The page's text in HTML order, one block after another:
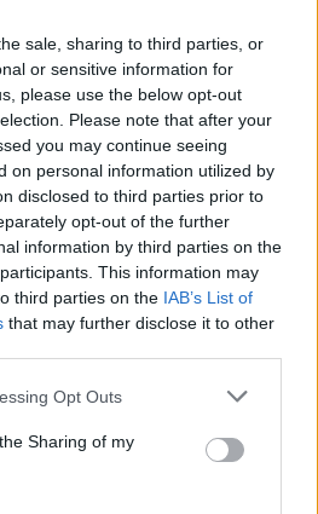
sale, sharing to third parties, or
or sensitive information for
please use the below opt-out
Please note that after your
you may continue seeing
on personal information utilized by
disclosed to third parties prior to
opt-out of the further
information by third parties on the
This information may
third parties on the IAB’s List of
that may further disclose it to other
Opt Outs
Sharing of my
(Târziu)
(Ponta)
rezultatele